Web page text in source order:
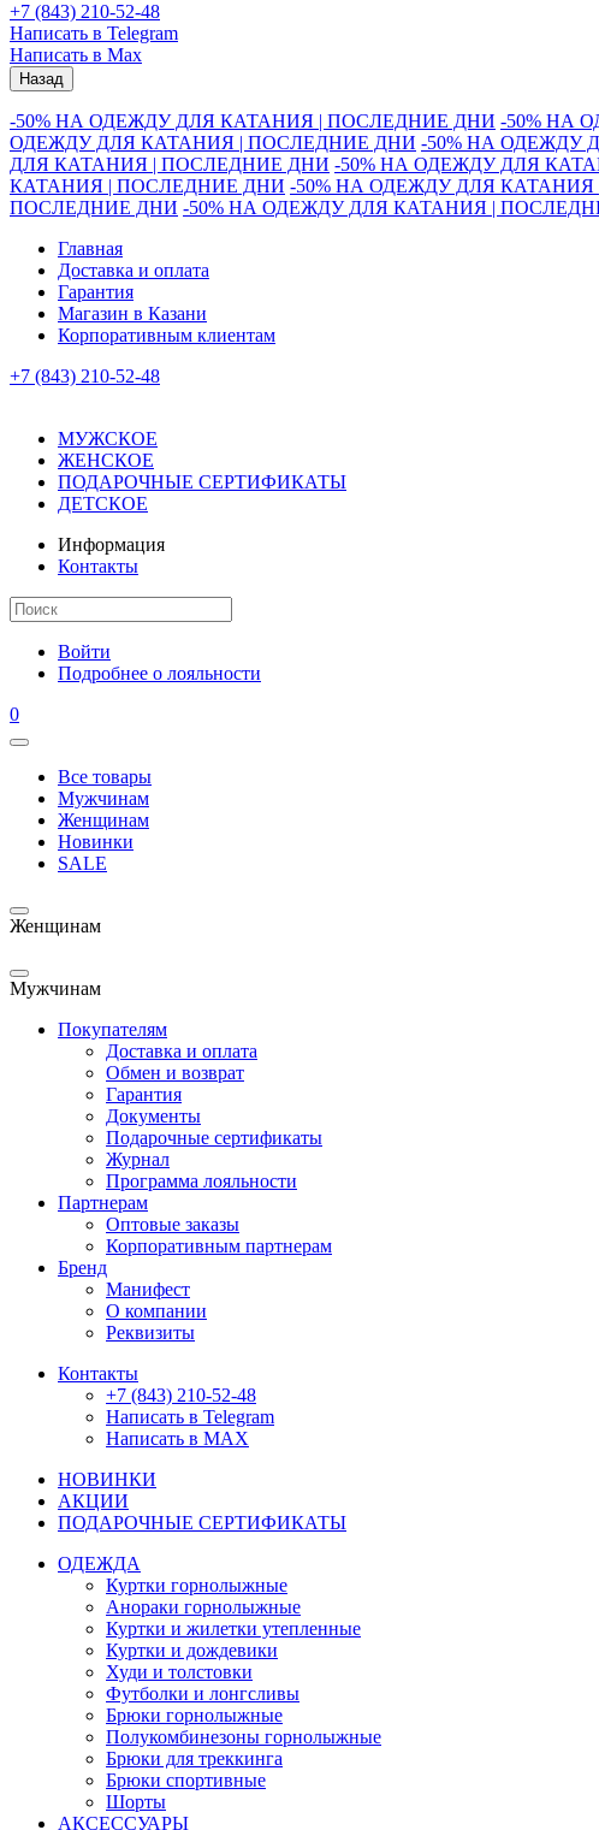
+7 (843) 210-52-48
Написать в Telegram
Написать в Max
Назад
-50% НА ОДЕЖДУ ДЛЯ КАТАНИЯ | ПОСЛЕДНИЕ ДНИ -50% НА
ОДЕЖДУ ДЛЯ КАТАНИЯ | ПОСЛЕДНИЕ ДНИ -50% НА ОДЕЖДУ
ДЛЯ КАТАНИЯ | ПОСЛЕДНИЕ ДНИ -50% НА ОДЕЖДУ ДЛЯ
КАТАНИЯ | ПОСЛЕДНИЕ ДНИ -50% НА ОДЕЖДУ ДЛЯ
ПОСЛЕДНИЕ ДНИ -50% НА ОДЕЖДУ ДЛЯ КАТАНИЯ |
Главная
Доставка и оплата
Гарантия
Магазин в Казани
Корпоративным клиентам
+7 (843) 210-52-48
МУЖСКОЕ
ЖЕНСКОЕ
ПОДАРОЧНЫЕ СЕРТИФИКАТЫ
ДЕТСКОЕ
Информация
Контакты
Войти
Подробнее о лояльности
0
Все товары
Мужчинам
Женщинам
Новинки
SALE
Женщинам
Мужчинам
Покупателям
Доставка и оплата
Обмен и возврат
Гарантия
Документы
Подарочные сертификаты
Журнал
Программа лояльности
Партнерам
Оптовые заказы
Корпоративным партнерам
Бренд
Манифест
О компании
Реквизиты
Контакты
+7 (843) 210-52-48
Написать в Telegram
Написать в MAX
НОВИНКИ
АКЦИИ
ПОДАРОЧНЫЕ СЕРТИФИКАТЫ
ОДЕЖДА
Куртки горнолыжные
Анораки горнолыжные
Куртки и жилетки утепленные
Куртки и дождевики
Худи и толстовки
Футболки и лонгсливы
Брюки горнолыжные
Полукомбинезоны горнолыжные
Брюки для треккинга
Брюки спортивные
Шорты
АКСЕССУАРЫ